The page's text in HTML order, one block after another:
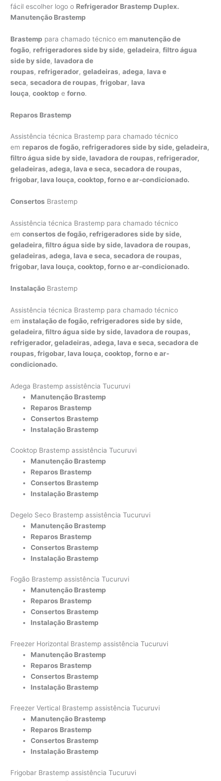
fácil escolher logo o Refrigerador Brastemp Duplex.
Manutenção Brastemp
Brastemp para chamado técnico em manutenção de
fogão, refrigeradores side by side,geladeira,filtro água
side by side, lavadora de
roupas, refrigerador,geladeiras,adega, lava e
seca,secadora de roupas,frigobar, lava
louça,cooktop eforno.
Reparos Brastemp
Assistência técnica Brastemp para chamado técnico
em reparos de fogão, refrigeradores side by side, geladeira,
filtro água side by side, lavadora de roupas, refrigerador,
geladeiras, adega, lava e seca, secadora de roupas,
frigobar, lava louça, cooktop, forno e ar-condicionado.
Consertos Brastemp
Assistência técnica Brastemp para chamado técnico
emconsertos de fogão, refrigeradores side by side,
geladeira, filtro água side by side, lavadora de roupas,
geladeiras, adega, lava e seca, secadora de roupas,
frigobar, lava louça, cooktop, forno e ar-condicionado.
Instalação Brastemp
Assistência técnica Brastemp para chamado técnico
em instalação de fogão, refrigeradores side by side,
geladeira, filtro água side by side, lavadora de roupas,
refrigerador, geladeiras, adega, lava e seca, secadora de
roupas, frigobar, lava louça, cooktop, forno e ar-
condicionado.
Adega Brastemp assistência Tucuruvi
Manutenção Brastemp
Reparos Brastemp
Consertos Brastemp
Instalação Brastemp
Cooktop Brastemp assistência Tucuruvi
Manutenção Brastemp
Reparos Brastemp
Consertos Brastemp
Instalação Brastemp
Degelo Seco Brastemp assistência Tucuruvi
Manutenção Brastemp
Reparos Brastemp
Consertos Brastemp
Instalação Brastemp
Fogão Brastemp assistência Tucuruvi
Manutenção Brastemp
Reparos Brastemp
Consertos Brastemp
Instalação Brastemp
Freezer Horizontal Brastemp assistência Tucuruvi
Manutenção Brastemp
Reparos Brastemp
Consertos Brastemp
Instalação Brastemp
Freezer Vertical Brastemp assistência Tucuruvi
Manutenção Brastemp
Reparos Brastemp
Consertos Brastemp
Instalação Brastemp
Frigobar Brastemp assistência Tucuruvi